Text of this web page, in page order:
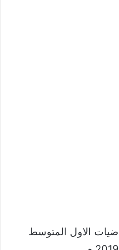
الاول المتوسط